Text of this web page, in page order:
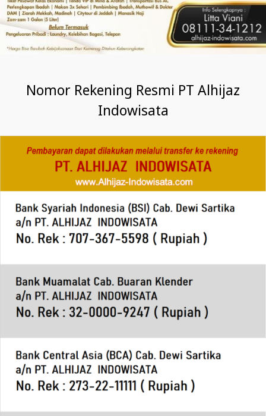
Nomor Rekening Resmi PT Alhijaz
Indowisata